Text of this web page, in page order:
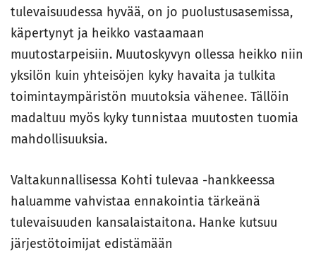
tulevaisuudessa hyvää, on jo puolustusasemissa,
käpertynyt ja heikko vastaamaan
muutostarpeisiin. Muutoskyvyn ollessa heikko niin
yksilön kuin yhteisöjen kyky havaita ja tulkita
toimintaympäristön muutoksia vähenee. Tällöin
madaltuu myös kyky tunnistaa muutosten tuomia
mahdollisuuksia.
Valtakunnallisessa Kohti tulevaa -hankkeessa
haluamme vahvistaa ennakointia tärkeänä
tulevaisuuden kansalaistaitona. Hanke kutsuu
järjestötoimijat edistämään